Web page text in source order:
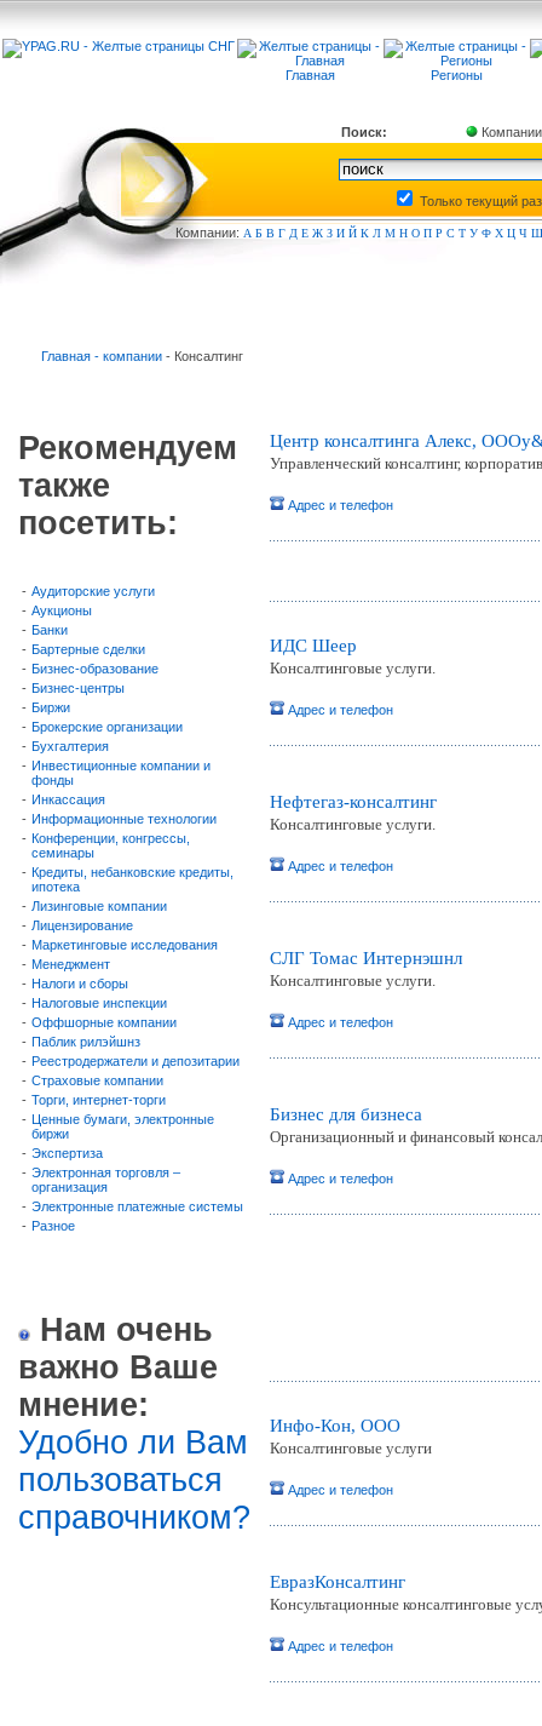
Главная Регионы
Поиск: Компании
Только текущий
Компании: А Б В Г Д Е Ж З И Й К Л М Н О П Р С Т У Ф Х Ц Ч Ш
Главная - компании - Консалтинг
Рекомендуем
также
посетить:
- Аудиторские услуги
- Аукционы
- Банки
- Бартерные сделки
- Бизнес-образование
- Бизнес-центры
- Биржи
- Брокерские организации
- Бухгалтерия
- Инвестиционные компании и
фонды
- Инкассация
- Информационные технологии
- Конференции, конгрессы,
семинары
- Кредиты, небанковские кредиты,
ипотека
- Лизинговые компании
- Лицензирование
- Маркетинговые исследования
- Менеджмент
- Налоги и сборы
- Налоговые инспекции
- Оффшорные компании
- Паблик рилэйшнз
- Реестродержатели и депозитарии
- Страховые компании
- Торги, интернет-торги
- Ценные бумаги, электронные
биржи
- Экспертиза
- Электронная торговля –
организация
- Электронные платежные системы
- Разное
Нам очень
важно Ваше
мнение:
Удобно ли Вам
пользоваться
справочником?
Центр консалтинга Алекс,
Управленческий консалтинг,
Адрес и телефон
ИДС Шеер
Консалтинговые услуги.
Адрес и телефон
Нефтегаз-консалтинг
Консалтинговые услуги.
Адрес и телефон
СЛГ Томас Интернэшнл
Консалтинговые услуги.
Адрес и телефон
Бизнес для бизнеса
Организационный и финансовый
Адрес и телефон
Инфо-Кон, ООО
Консалтинговые услуги
Адрес и телефон
ЕвразКонсалтинг
Консультационные консалтинговые
Адрес и телефон